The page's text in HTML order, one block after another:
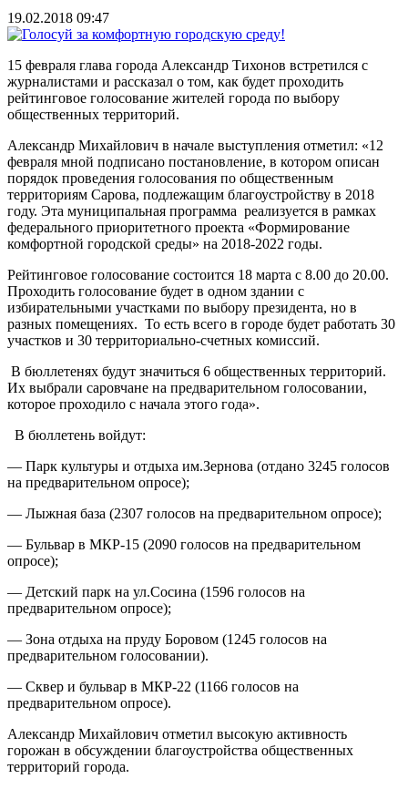
19.02.2018 09:47
15 февраля глава города Александр Тихонов встретился с
журналистами и рассказал о том, как будет проходить
рейтинговое голосование жителей города по выбору
общественных территорий.
Александр Михайлович в начале выступления отметил: «12
февраля мной подписано постановление, в котором описан
порядок проведения голосования по общественным
территориям Сарова, подлежащим благоустройству в 2018
году. Эта муниципальная программа реализуется в рамках
федерального приоритетного проекта «Формирование
комфортной городской среды» на 2018-2022 годы.
Рейтинговое голосование состоится 18 марта с 8.00 до 20.00.
Проходить голосование будет в одном здании с
избирательными участками по выбору президента, но в
разных помещениях. То есть всего в городе будет работать 30
участков и 30 территориально-счетных комиссий.
В бюллетенях будут значиться 6 общественных территорий.
Их выбрали саровчане на предварительном голосовании,
которое проходило с начала этого года».
В бюллетень войдут:
— Парк культуры и отдыха им.Зернова (отдано 3245 голосов
на предварительном опросе);
— Лыжная база (2307 голосов на предварительном опросе);
— Бульвар в МКР-15 (2090 голосов на предварительном
опросе);
— Детский парк на ул.Сосина (1596 голосов на
предварительном опросе);
— Зона отдыха на пруду Боровом (1245 голосов на
предварительном голосовании).
— Сквер и бульвар в МКР-22 (1166 голосов на
предварительном опросе).
Александр Михайлович отметил высокую активность
горожан в обсуждении благоустройства общественных
территорий города.